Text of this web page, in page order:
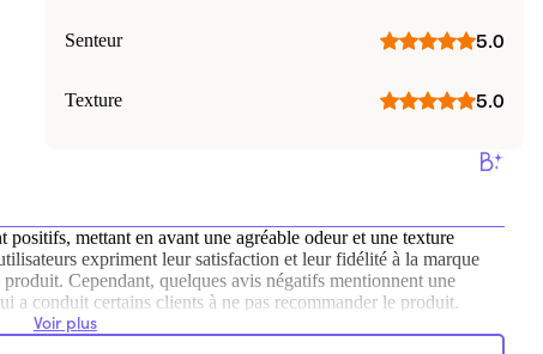
Senteur 5.0
Texture 5.0
mettant en avant une agréable odeur et une texture
expriment leur satisfaction et leur fidélité à la marque
Cependant, quelques avis négatifs mentionnent une
a conduit certains clients à ne pas recommander le produit.
Voir plus